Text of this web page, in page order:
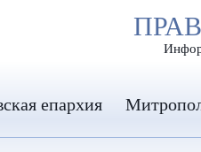
РАЗМЕР
епархия